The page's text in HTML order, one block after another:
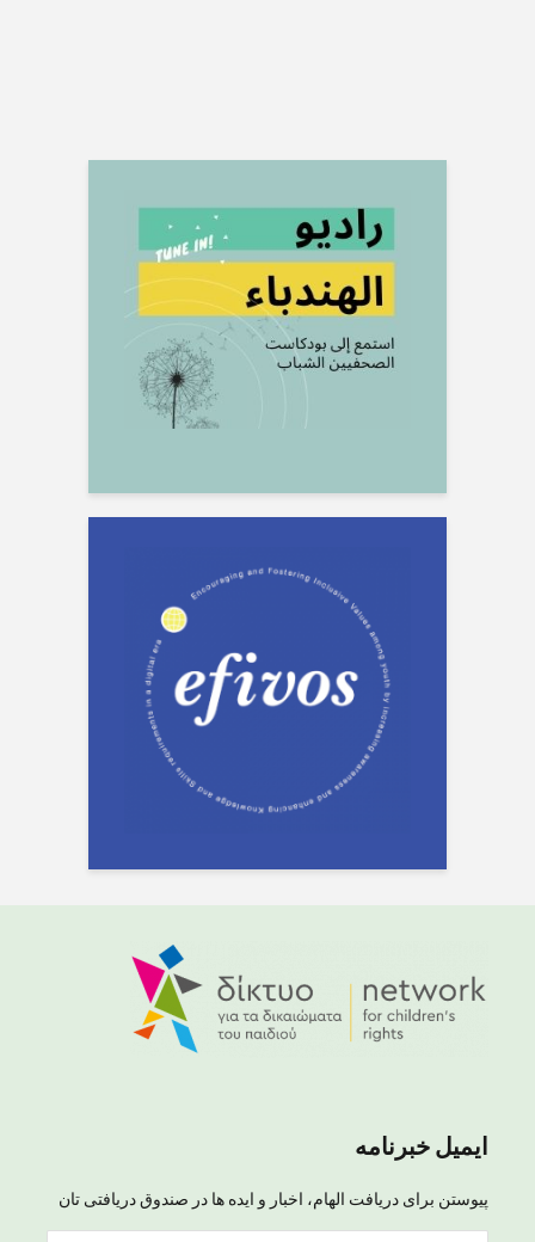
ایمیل خبرنامه
پیوستن برای دریافت الهام، اخبار و ایده ها در صندوق دریافتی تان